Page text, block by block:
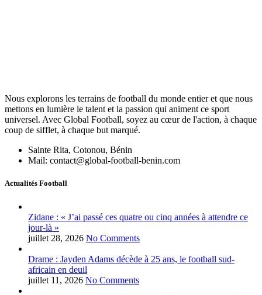
Nous explorons les terrains de football du monde entier et que nous
mettons en lumière le talent et la passion qui animent ce sport
universel. Avec Global Football, soyez au cœur de l'action, à chaque
coup de sifflet, à chaque but marqué.
Sainte Rita, Cotonou, Bénin
Mail: contact@global-football-benin.com
Actualités Football
Zidane : « J’ai passé ces quatre ou cinq années à attendre ce
jour-là »
juillet 28, 2026 No Comments
Drame : Jayden Adams décède à 25 ans, le football sud-
africain en deuil
juillet 11, 2026 No Comments